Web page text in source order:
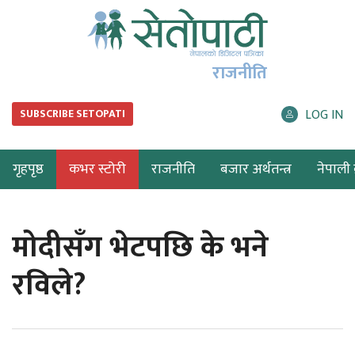
राजनीति
SUBSCRIBE SETOPATI LOG IN
गृहपृष्ठ कभर स्टोरी राजनीति बजार अर्थतन्त्र नेपाली
मोदीसँग भेटपछि के भने
रविले?